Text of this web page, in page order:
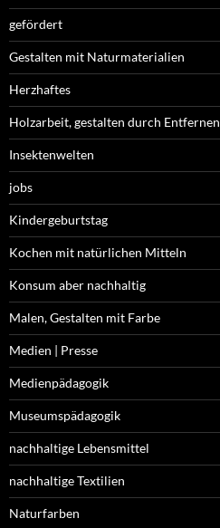
gefördert
Gestalten mit Naturmaterialien
Herzhaftes
Holzarbeit, gestalten durch Entfernen
Insektenwelten
jobs
Kindergeburtstag
Kochen mit natürlichen Mitteln
Konsum aber nachhaltig
Malen, Gestalten mit Farbe
Medien | Presse
Medienpädagogik
Museumspädagogik
nachhaltige Lebensmittel
nachhaltige Textilien
Naturfarben